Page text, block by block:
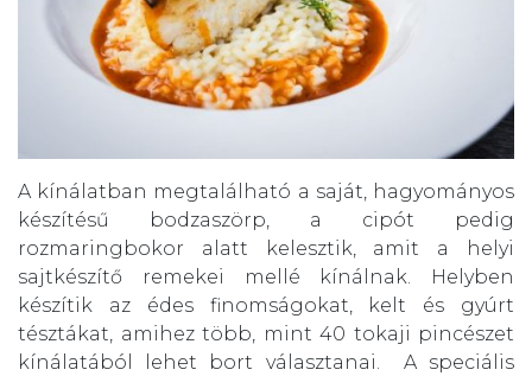
A kínálatban megtalálható a saját, hagyományos
készítésű bodzaszörp, a cipót pedig
rozmaringbokor alatt kelesztik, amit a helyi
sajtkészítő remekei mellé kínálnak. Helyben
készítik az édes finomságokat, kelt és gyúrt
tésztákat, amihez több, mint 40 tokaji pincészet
kínálatából lehet bort választanai. A speciális